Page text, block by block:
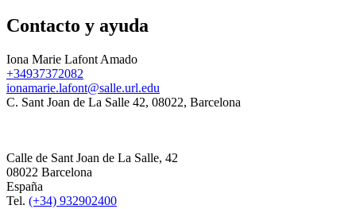
Contacto y ayuda
Iona Marie Lafont Amado
+34937372082
ionamarie.lafont@salle.url.edu
C. Sant Joan de La Salle 42, 08022, Barcelona
Calle de Sant Joan de La Salle, 42
08022 Barcelona
España
Tel. (+34) 932902400